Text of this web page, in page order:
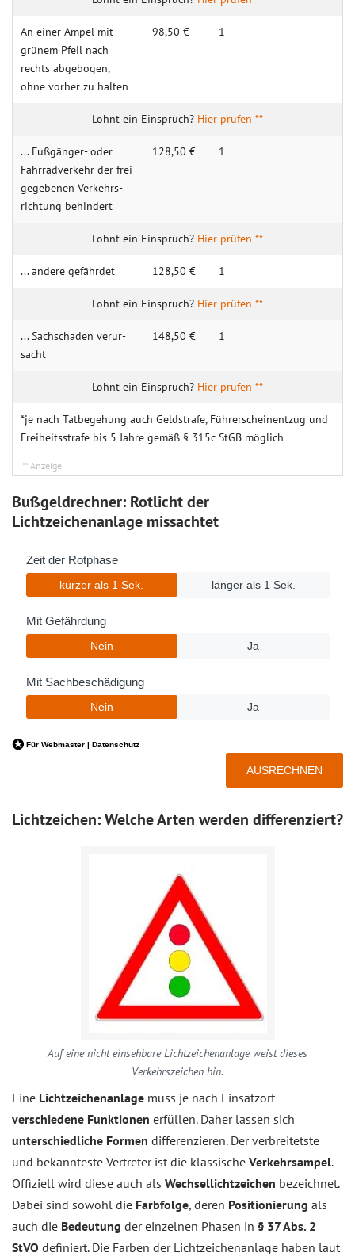
An einer Ampel mit
grünem Pfeil nach
rechts abge­bogen,
ohne vorher zu halten
98,50 € 1
Hier prüfen **
... Fuß­gänger- oder
Fahr­rad­ver­kehr der frei­
gege­benen Ver­kehrs­
rich­tung behin­dert
128,50 € 1
Hier prüfen **
... andere gefährdet 128,50 € 1
Hier prüfen **
... Sach­schaden verur­
sacht
148,50 € 1
Hier prüfen **
*je nach Tatbegehung auch Geldstrafe, Führerscheinentzug und
Freiheitsstrafe bis 5 Jahre gemäß § 315c StGB möglich
Bußgeldrechner: Rotlicht der
Lichtzeichenanlage missachtet
Lichtzeichen: Welche Arten werden differenziert?
Auf eine nicht einsehbare Lichtzeichenanlage weist dieses
Verkehrszeichen hin.
Eine Lichtzeichenanlage muss je nach Einsatzort
verschiedene Funktionen erfüllen. Daher lassen sich
unterschiedliche Formen differenzieren. Der verbreitetste
und bekannteste Vertreter ist die klassische Verkehrsampel.
Offiziell wird diese auch als Wechsellichtzeichen bezeichnet.
Dabei sind sowohl die Farbfolge, deren Positionierung als
auch die Bedeutung der einzelnen Phasen in § 37 Abs. 2
StVO definiert. Die Farben der Lichtzeichenanlage haben laut